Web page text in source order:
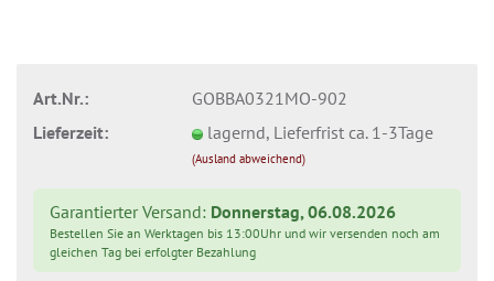
Art.Nr.:
GOBBA0321MO-902
Lieferzeit:
lagernd, Lieferfrist ca. 1-3Tage
(Ausland abweichend)
Garantierter Versand: Donnerstag, 06.08.2026
Bestellen Sie an Werktagen bis 13:00Uhr und wir versenden noch am
gleichen Tag bei erfolgter Bezahlung